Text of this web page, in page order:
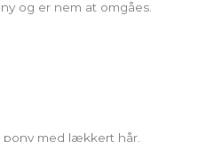
og er nem at omgåes.
med lækkert hår.